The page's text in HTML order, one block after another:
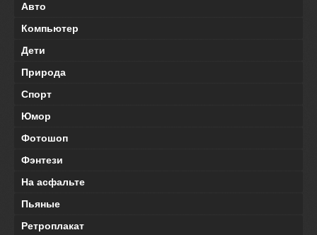
Авто
Компьютер
Дети
Природа
Спорт
Юмор
Фотошоп
Фэнтези
На асфальте
Пьяные
Ретроплакат